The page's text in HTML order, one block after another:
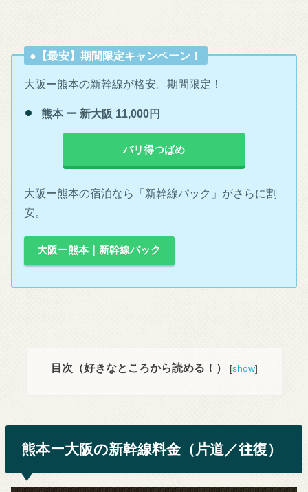
●【最安】期間限定キャンペーン！
大阪ー熊本の新幹線が格安。期間限定！
熊本 ー 新大阪 11,000円
バリ得つばめ
大阪ー熊本の宿泊なら「新幹線パック」がさらに割
安。
大阪ー熊本｜新幹線パック
目次（好きなところから読める！） [show]
熊本ー大阪の新幹線料金（片道／往復）